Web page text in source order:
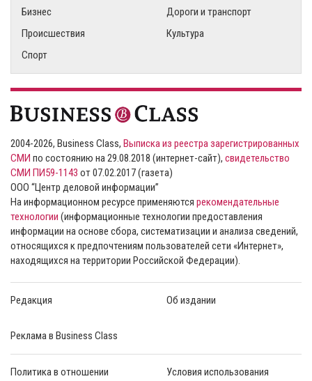
Бизнес
Дороги и транспорт
Происшествия
Культура
Спорт
2004-2026, Business Class, Выписка из реестра зарегистрированных
СМИ по состоянию на 29.08.2018 (интернет-сайт), свидетельство
СМИ ПИ59-1143 от 07.02.2017 (газета)
ООО “Центр деловой информации”
На информационном ресурсе применяются рекомендательные
технологии (информационные технологии предоставления
информации на основе сбора, систематизации и анализа сведений,
относящихся к предпочтениям пользователей сети «Интернет»,
находящихся на территории Российской Федерации).
Редакция Об издании
Реклама в Business Class
Политика в отношении
Условия использования